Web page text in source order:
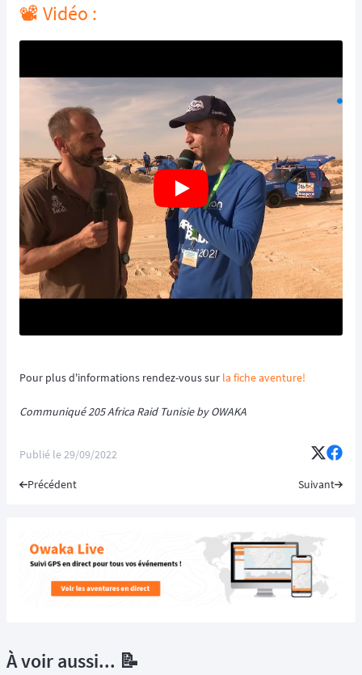
📽️ Vidéo :
Pour plus d'informations rendez-vous sur la fiche aventure!
Communiqué 205 Africa Raid Tunisie by OWAKA
Publié le29/09/2022
Précédent Suivant
À voir aussi... 📝